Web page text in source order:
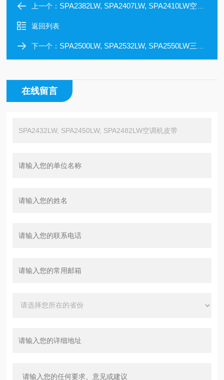
上一个： SPA2382LW, SPA2407LW, SPA2410LW空调机三角带
返回列表
下一个： SPA2500LW, SPA2532LW, SPA2550LW三角带
在线留言